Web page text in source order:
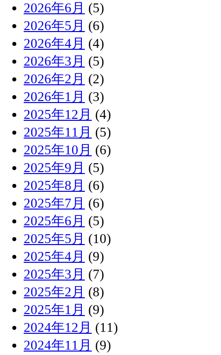
2026年6月 (5)
2026年5月 (6)
2026年4月 (4)
2026年3月 (5)
2026年2月 (2)
2026年1月 (3)
2025年12月 (4)
2025年11月 (5)
2025年10月 (6)
2025年9月 (5)
2025年8月 (6)
2025年7月 (6)
2025年6月 (5)
2025年5月 (10)
2025年4月 (9)
2025年3月 (7)
2025年2月 (8)
2025年1月 (9)
2024年12月 (11)
2024年11月 (9)